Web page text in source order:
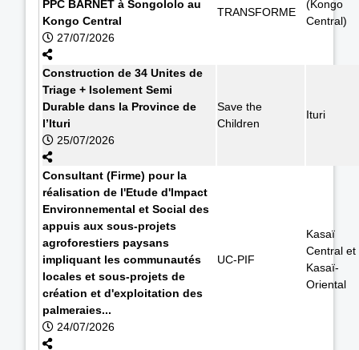
PPC BARNET à Songololo au
Kongo Central
27/07/2026
TRANSFORME
(Kongo
Central)
Construction de 34 Unites de
Triage + Isolement Semi
Durable dans la Province de
l’Ituri
25/07/2026
Save the
Children
Ituri
Consultant (Firme) pour la
réalisation de l'Etude d'Impact
Environnemental et Social des
appuis aux sous-projets
agroforestiers paysans
impliquant les communautés
locales et sous-projets de
création et d'exploitation des
palmeraies...
24/07/2026
UC-PIF
Kasaï
Central et
Kasaï-
Oriental